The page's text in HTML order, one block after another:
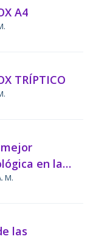
A4
M.
TRÍPTICO
M.
en la
M.
las